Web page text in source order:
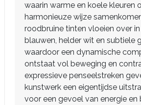
waarin warme en koele kleuren
harmonieuze wijze
roodbruine tinten vloeien over
blauwen, helder wit en subtiele
waardoor een dynamische
ontstaat vol beweging en
expressieve penseelstreken
kunstwerk een eigentijdse
voor een gevoel van energie en